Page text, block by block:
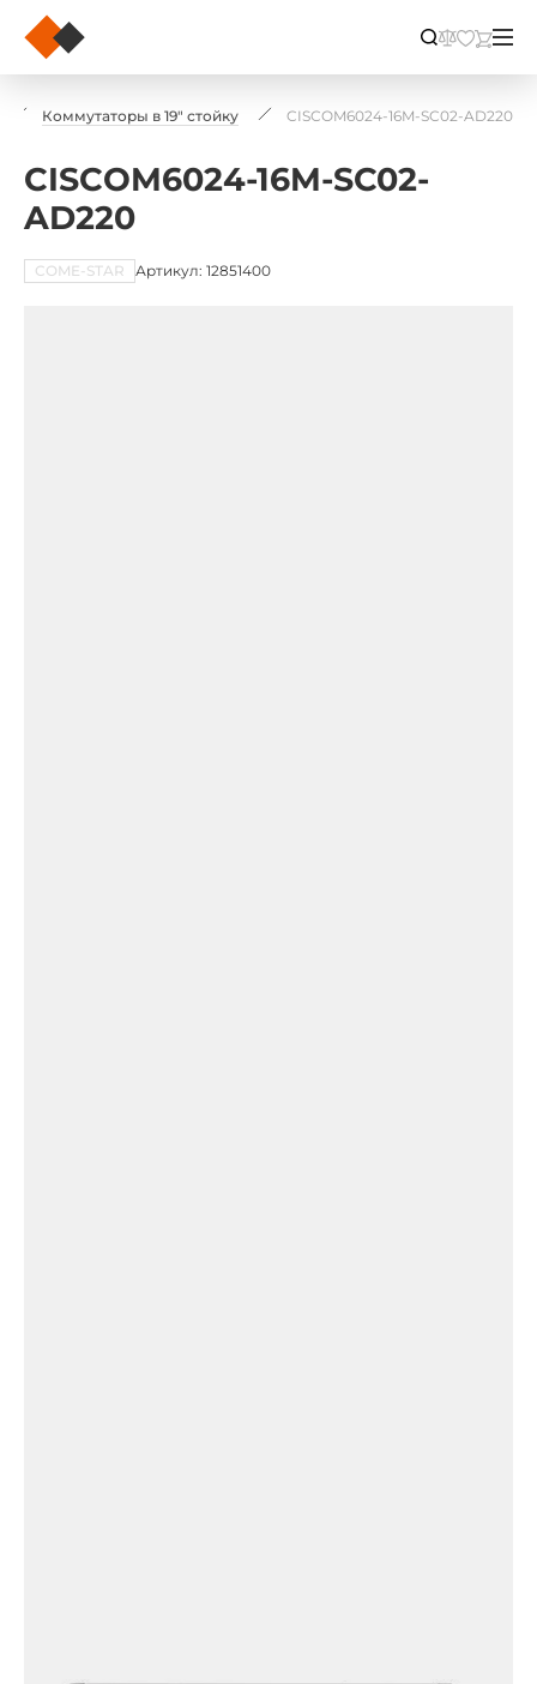
Коммутаторы в 19" стойку CISCOM6024-16M-SC02-AD220
CISCOM6024-16M-SC02-
AD220
COME-STAR Артикул: 12851400